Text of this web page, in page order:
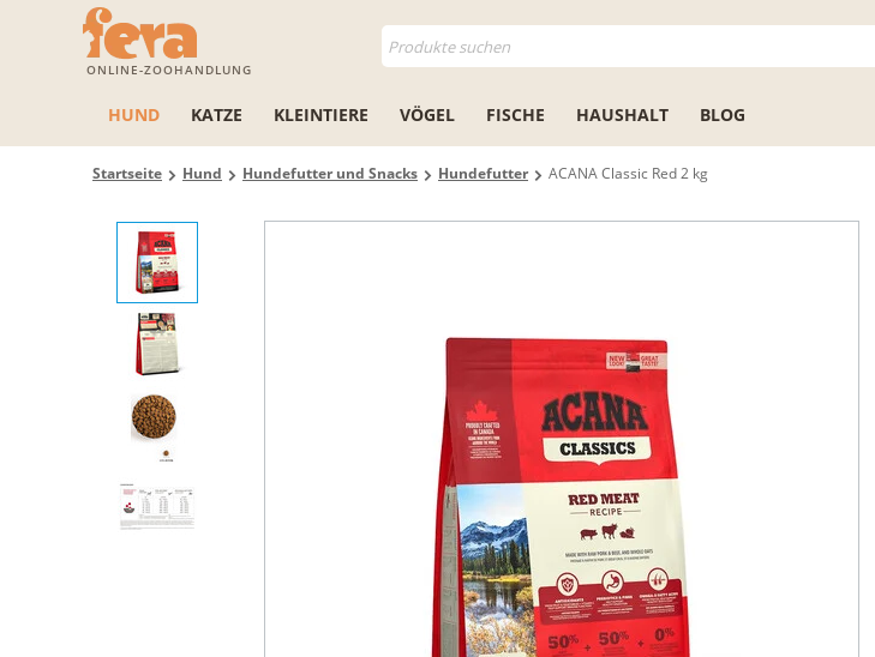
ONLINE-ZOOHANDLUNG
HUND KATZE KLEINTIERE VÖGEL FISCHE HAUSHALT BLOG
Startseite Hund Hundefutter und Snacks Hundefutter ACANA Classic Red 2 kg